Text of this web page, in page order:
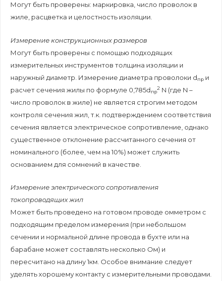
Могут быть проверены: маркировка, число проволок в
жиле, расцветка и целостность изоляции.
Измерение конструкционных размеров
Могут быть проверены с помощью подходящих
измерительных инструментов толщина изоляции и
наружный диаметр. Измерение диаметра проволоки dпр и
расчет сечения жилы по формуле 0,785dпр
2 N (где N –
число проволок в жиле) не является строгим методом
контроля сечения жил, т.к. подтверждением соответствия
сечения является электрическое сопротивление, однако
существенное отклонение рассчитанного сечения от
номинального (более, чем на 10%) может служить
основанием для сомнений в качестве.
Измерение электрического сопротивления
токопроводящих жил
Может быть проведено на готовом проводе омметром с
подходящим пределом измерения (при небольшом
сечении и нормальной длине провода в бухте или на
барабане может составлять несколько Ом) и
пересчитано на длину 1км. Особое внимание следует
уделять хорошему контакту с измерительными проводами.